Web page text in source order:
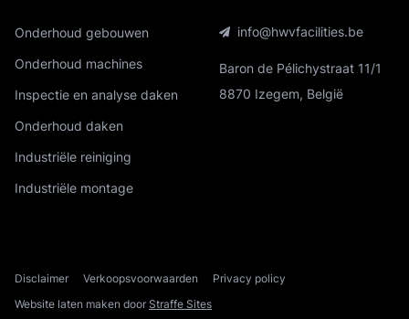
Onderhoud gebouwen
Onderhoud machines
Inspectie en analyse daken
Onderhoud daken
Industriële reiniging
Industriële montage
info@hwvfacilities.be
Baron de Pélichystraat 11/1
8870 Izegem, België
Disclaimer Verkoopsvoorwaarden
Privacy policy
Website laten maken door Straffe Sites